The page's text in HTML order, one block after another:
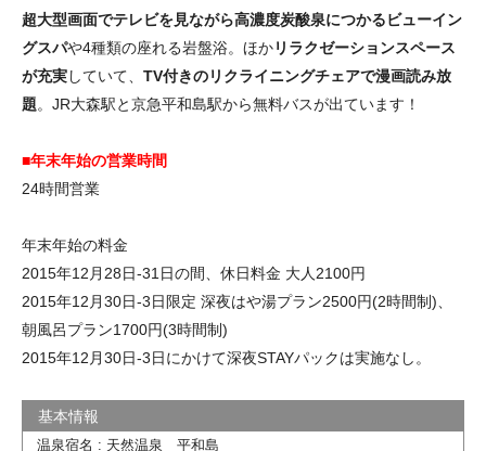
超大型画面でテレビを見ながら高濃度炭酸泉につかるビューイン
グスパや4種類の座れる岩盤浴。ほかリラクゼーションスペース
が充実していて、 TV付きのリクライニングチェアで漫画読み放
題。JR大森駅と京急平和島駅から無料バスが出ています！
■年末年始の営業時間
24時間営業
年末年始の料金
2015年12月28日-31日の間、休日料金 大人2100円
2015年12月30日-3日限定 深夜はや湯プラン2500円(2時間制)、
朝風呂プラン1700円(3時間制)
2015年12月30日-3日にかけて深夜STAYパックは実施なし。
温泉宿名 : 天然温泉 平和島